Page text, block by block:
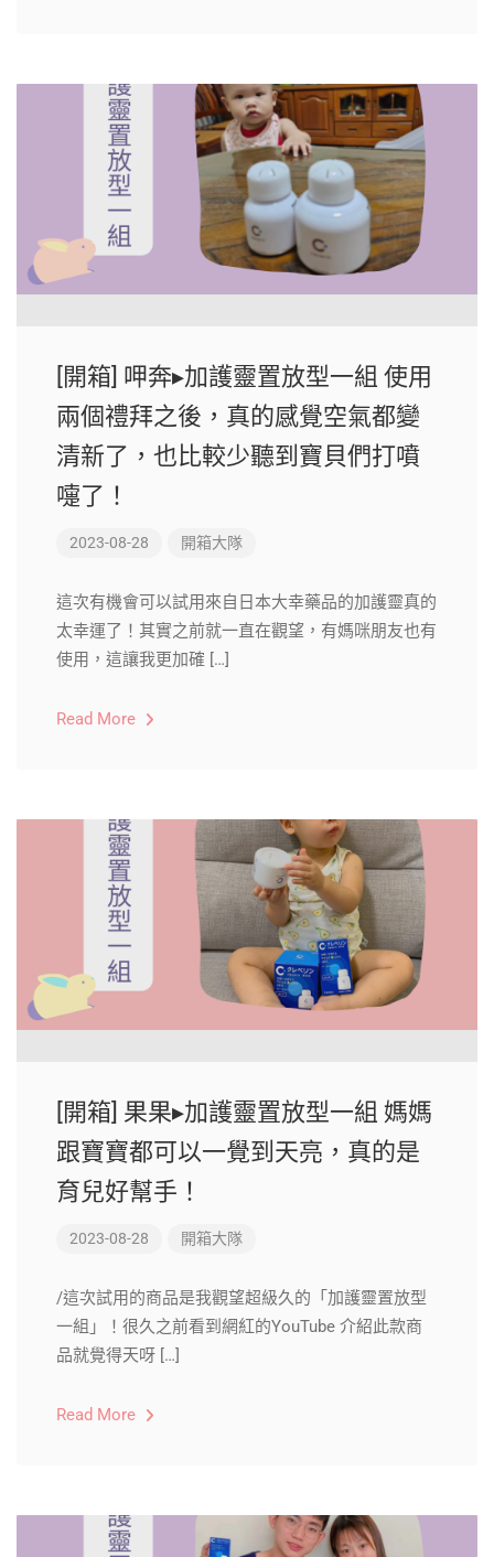
[開箱] 呷奔▸加護靈置放型一組 使用
兩個禮拜之後，真的感覺空氣都變
清新了，也比較少聽到寶貝們打噴
嚏了！
2023-08-28 開箱大隊
這次有機會可以試用來自日本大幸藥品的加護靈真的
太幸運了！其實之前就一直在觀望，有媽咪朋友也有
使用，這讓我更加確 […]
Read More
[開箱] 果果▸加護靈置放型一組 媽媽
跟寶寶都可以一覺到天亮，真的是
育兒好幫手！
2023-08-28 開箱大隊
/這次試用的商品是我觀望超級久的「加護靈置放型
一組」！很久之前看到網紅的YouTube 介紹此款商
品就覺得天呀 […]
Read More